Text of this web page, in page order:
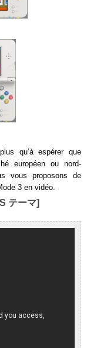
qu’à espérer que
européen ou nord-
vous proposons de
3 en vidéo.
テーマ]